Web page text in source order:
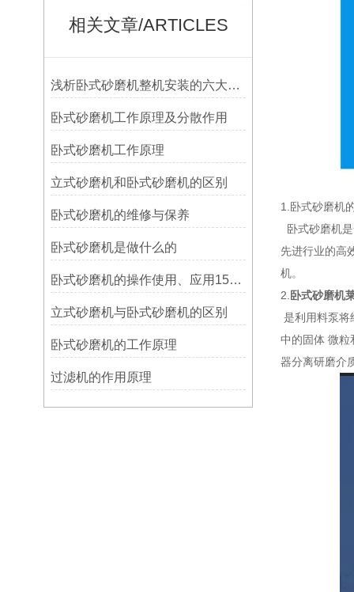
相关文章/ARTICLES
浅析卧式砂磨机整机安装的六大要点
卧式砂磨机工作原理及分散作用
卧式砂磨机工作原理
立式砂磨机和卧式砂磨机的区别
卧式砂磨机的维修与保养
卧式砂磨机是做什么的
卧式砂磨机的操作使用、应用15853548638
立式砂磨机与卧式砂磨机的区别
卧式砂磨机的工作原理
过滤机的作用原理
1.卧式砂磨机
卧式砂磨机
先进行业的高
机。
2. 卧式砂磨机
是利用料泵将
中的固体 微粒
器分离研磨介